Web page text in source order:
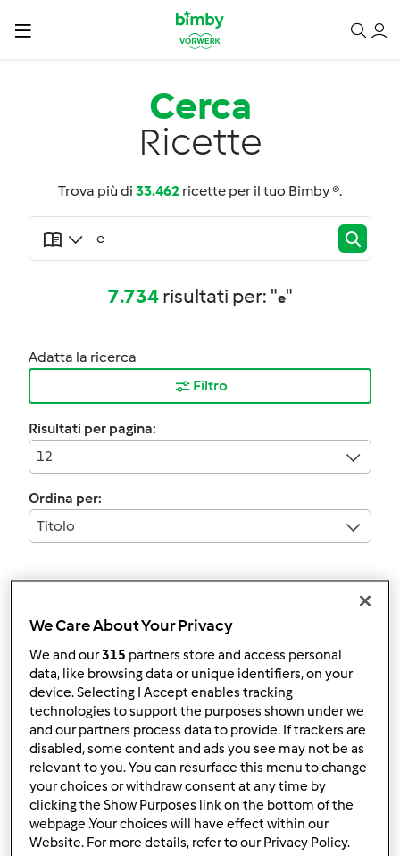
Cerca
Ricette
Trova più di 33.462 ricette per il tuo Bimby ®.
7.734risultati per: "e"
Adatta la ricerca
Filtro
Risultati per pagina:
12
Ordina per:
Titolo
primo sale alla rucola e
balsamico
damabaro2003
6 2 facile 12 2h 0min
4.3(6)
Crauti con patate e
kassler ( braciola di
We Care About Your Privacy
We and our315 partners store and access personal
data, like browsing data or unique identifiers, on your
device. Selecting I Accept enables tracking
technologies to support the purposes shown under we
and our partners process data to provide. If trackers are
disabled, some content and ads you see may not be as
relevant to you. You can resurface this menu to change
your choices or withdraw consent at any time by
clicking the Show Purposes link on the bottom of the
webpage .Your choices will have effect within our
Website. For more details, refer to our Privacy Policy.